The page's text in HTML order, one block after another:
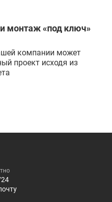
монтаж «под ключ»
компании может
проект исходя из